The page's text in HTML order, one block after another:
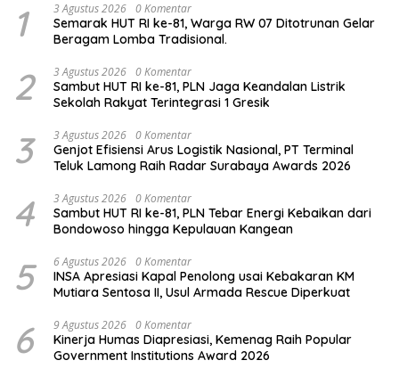
1 3 Agustus 2026 0 Komentar
Semarak HUT RI ke-81, Warga RW 07 Ditotrunan Gelar
Beragam Lomba Tradisional.
2 3 Agustus 2026 0 Komentar
Sambut HUT RI ke-81, PLN Jaga Keandalan Listrik
Sekolah Rakyat Terintegrasi 1 Gresik
3 3 Agustus 2026 0 Komentar
Genjot Efisiensi Arus Logistik Nasional, PT Terminal
Teluk Lamong Raih Radar Surabaya Awards 2026
4 3 Agustus 2026 0 Komentar
Sambut HUT RI ke-81, PLN Tebar Energi Kebaikan dari
Bondowoso hingga Kepulauan Kangean
5 6 Agustus 2026 0 Komentar
INSA Apresiasi Kapal Penolong usai Kebakaran KM
Mutiara Sentosa II, Usul Armada Rescue Diperkuat
6 9 Agustus 2026 0 Komentar
Kinerja Humas Diapresiasi, Kemenag Raih Popular
Government Institutions Award 2026